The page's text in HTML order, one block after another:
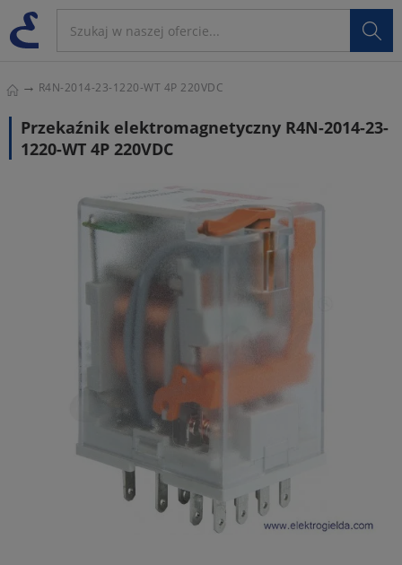

R4N-2014-23-1220-WT 4P 220VDC
Przekaźnik elektromagnetyczny R4N-2014-23-
1220-WT 4P 220VDC